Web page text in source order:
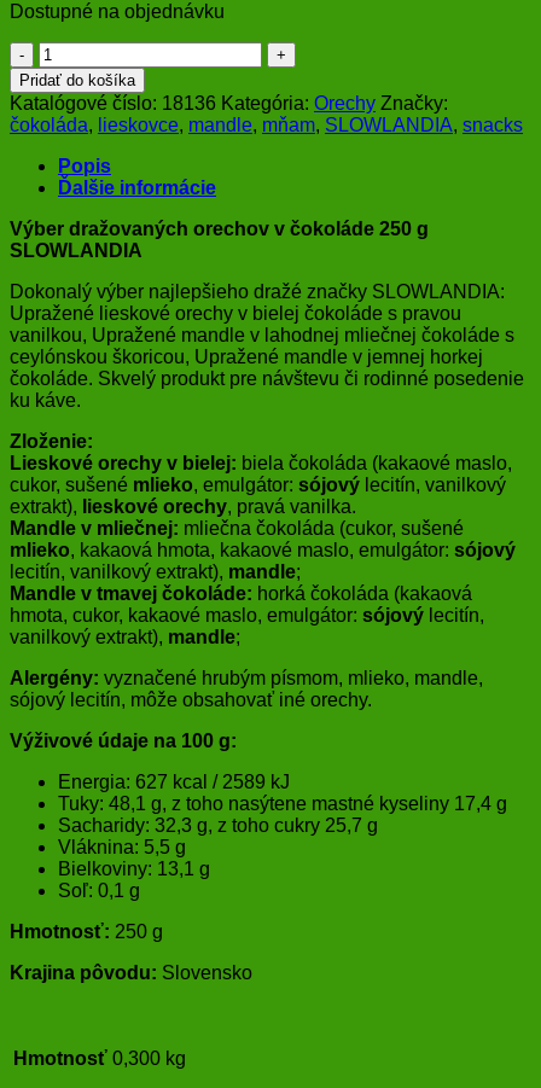
Dostupné na objednávku
množstvo
Výber
dražovaných
orechov
v
čokoláde
250
SLOWLANDIA
Pridať do košíka
Katalógové číslo: 18136 Kategória: Orechy Značky:
čokoláda, lieskovce, mandle, mňam, SLOWLANDIA, snacks
Popis
Ďalšie informácie
Výber dražovaných orechov v čokoláde 250 g
SLOWLANDIA
Dokonalý výber najlepšieho dražé značky SLOWLANDIA:
Upražené lieskové orechy v bielej čokoláde s pravou
vanilkou, Upražené mandle v lahodnej mliečnej čokoláde s
ceylónskou škoricou, Upražené mandle v jemnej horkej
čokoláde. Skvelý produkt pre návštevu či rodinné posedenie
ku káve.
Zloženie:
Lieskové orechy v bielej: biela čokoláda (kakaové maslo,
cukor, sušené mlieko, emulgátor: sójový lecitín, vanilkový
extrakt), lieskové orechy, pravá vanilka.
Mandle v mliečnej: mliečna čokoláda (cukor, sušené
mlieko, kakaová hmota, kakaové maslo, emulgátor: sójový
lecitín, vanilkový extrakt), mandle;
Mandle v tmavej čokoláde: horká čokoláda (kakaová
hmota, cukor, kakaové maslo, emulgátor: sójový lecitín,
vanilkový extrakt), mandle;
Alergény: vyznačené hrubým písmom, mlieko, mandle,
sójový lecitín, môže obsahovať iné orechy.
Výživové údaje na 100 g:
Energia: 627 kcal / 2589 kJ
Tuky: 48,1 g, z toho nasýtene mastné kyseliny 17,4 g
Sacharidy: 32,3 g, z toho cukry 25,7 g
Vláknina: 5,5 g
Bielkoviny: 13,1 g
Soľ: 0,1 g
Hmotnosť: 250 g
Krajina pôvodu: Slovensko
Hmotnosť 0,300 kg